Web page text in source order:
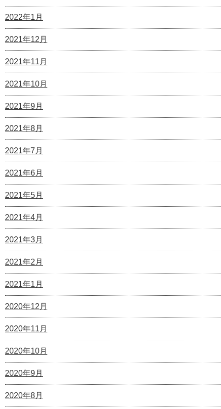
2022年1月
2021年12月
2021年11月
2021年10月
2021年9月
2021年8月
2021年7月
2021年6月
2021年5月
2021年4月
2021年3月
2021年2月
2021年1月
2020年12月
2020年11月
2020年10月
2020年9月
2020年8月